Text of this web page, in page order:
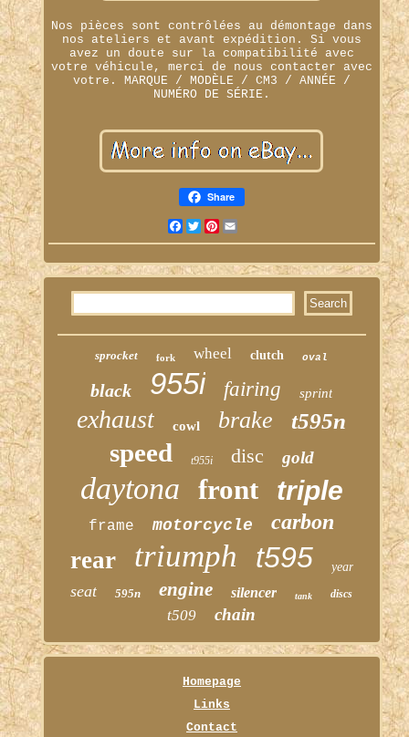
Nos pièces sont contrôlées au démontage dans
nos ateliers et avant expédition. Si vous
avez un doute sur la compatibilité avec
votre véhicule, merci de nous contacter avec
votre. MARQUE / MODÈLE / CM3 / ANNÉE /
NUMÉRO DE SÉRIE.
Share
Facebook
TwitterPinterest
sprocket fork wheel clutch oval
black 955i fairing sprint
exhaust cowl brake t595n
speed t955i disc gold
daytona front triple
frame motorcycle carbon
rear triumph t595 year
seat 595n engine silencer tank discs
t509 chain
Homepage
Links
Contact